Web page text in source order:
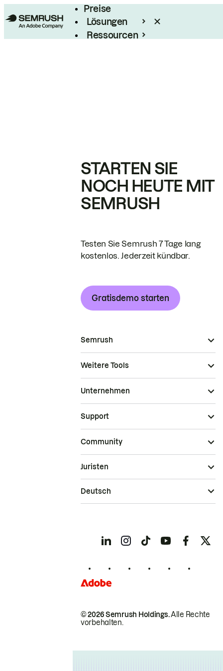
Preise
Lösungen
Ressourcen
STARTEN SIE
NOCH HEUTE MIT
SEMRUSH
Testen Sie Semrush 7 Tage lang
kostenlos. Jederzeit kündbar.
Gratisdemo starten
Semrush
Weitere Tools
Unternehmen
Support
Community
© 2026 Semrush Holdings.Alle Rechte
vorbehalten.
Juristen
Deutsch